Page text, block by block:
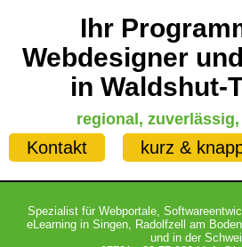
Ihr
Webdesigner
in Waldshut-
regional,
Kontakt kurz &
Spezialist für Webportale,
eLearningin Singen, Radolfzell am
und in der